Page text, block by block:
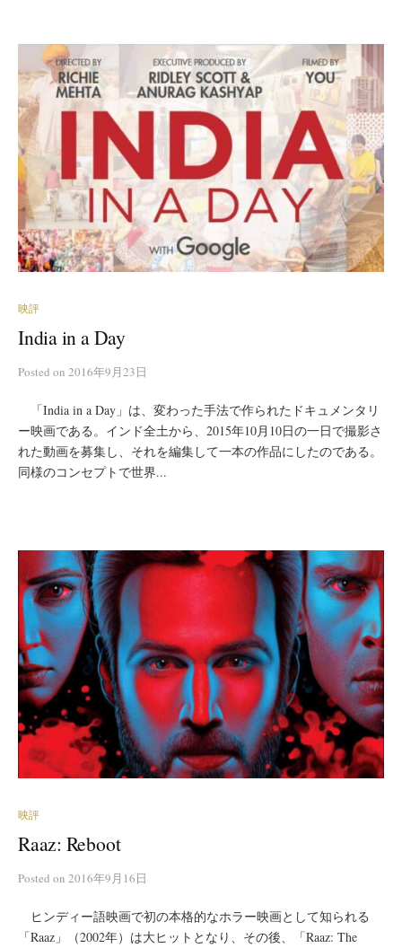
映評
India in a Day
Posted on 2016年9月23日
「India in a Day」は、変わった手法で作られたドキュメンタリ
ー映画である。インド全土から、2015年10月10日の一日で撮影さ
れた動画を募集し、それを編集して一本の作品にしたのである。
同様のコンセプトで世界...
映評
Raaz: Reboot
Posted on 2016年9月16日
ヒンディー語映画で初の本格的なホラー映画として知られる
「Raaz」（2002年）は大ヒットとなり、その後、「Raaz: The